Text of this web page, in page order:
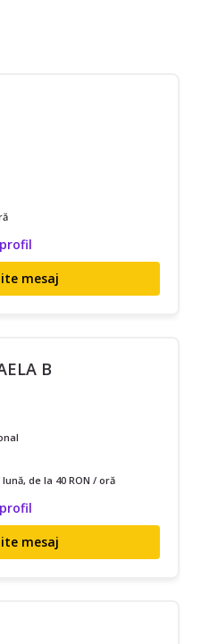
mesaj
B
lună, de la 40 RON / oră
mesaj